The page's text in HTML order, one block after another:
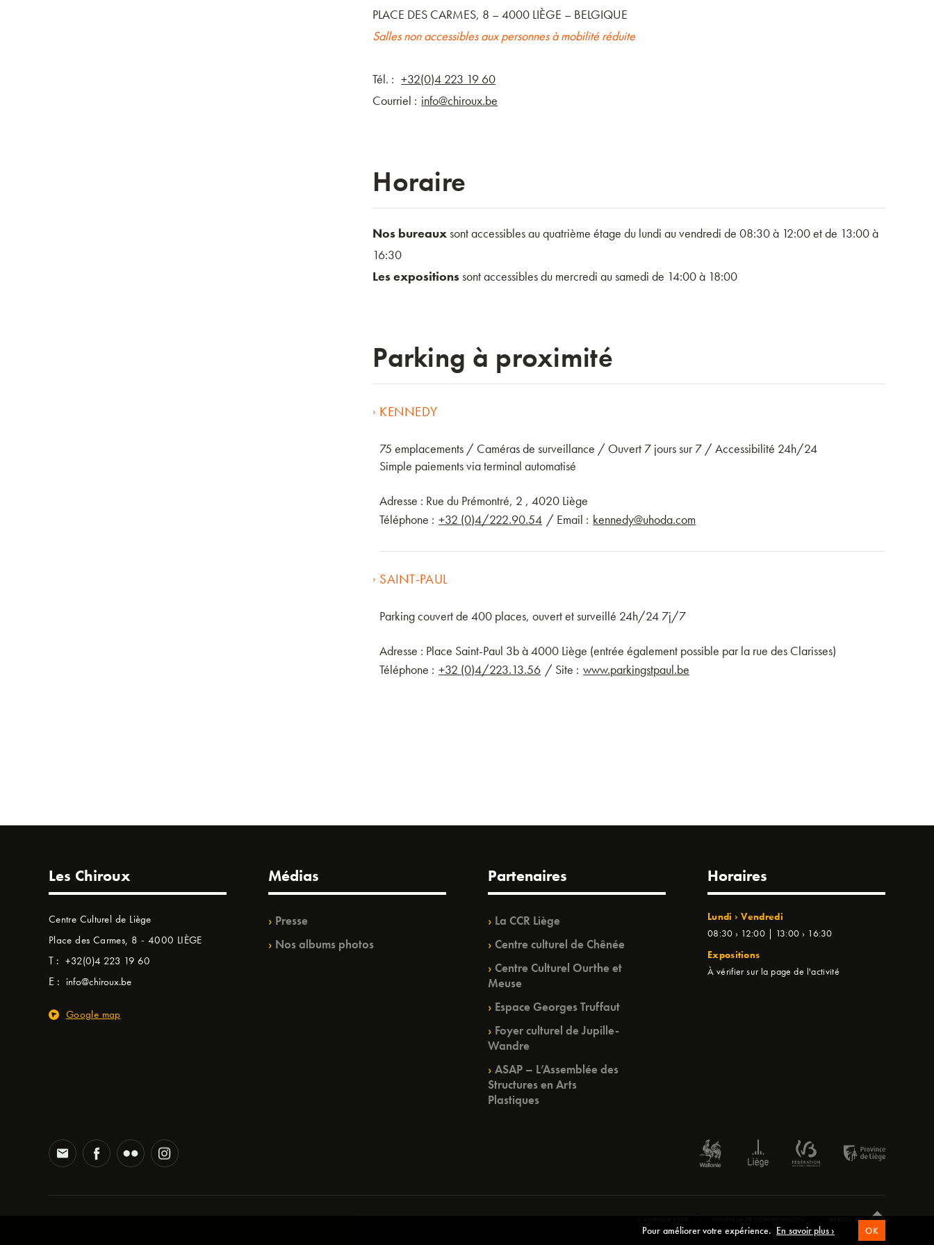
PLACE DES CARMES, 8 – 4000 LIÈGE – BELGIQUE
Salles non accessibles aux personnes à mobilité réduite
Tél. : +32(0)4 223 19 60
Courriel : info@chiroux.be
Horaire
Nos bureauxsont accessibles au quatrième étage du lundi au vendredi de 08:30 à 12:00 et de 13:00 à
16:30
Les expositionssont accessibles du mercredi au samedi de 14:00 à 18:00
Parking à proximité
› KENNEDY
75 emplacements / Caméras de surveillance / Ouvert 7 jours sur 7 / Accessibilité 24h/24
Simple paiements via terminal automatisé
Adresse : Rue du Prémontré, 2 , 4020 Liège
Téléphone : +32 (0)4/222.90.54 / Email : kennedy@uhoda.com
› SAINT-PAUL
Parking couvert de 400 places, ouvert et surveillé 24h/24 7j/7
Adresse : Place Saint-Paul 3b à 4000 Liège (entrée également possible par la rue des Clarisses)
Téléphone : +32 (0)4/223.13.56 / Site : www.parkingstpaul.be
Les Chiroux
Centre Culturel de Liège
Place des Carmes, 8 - 4000 LIÈGE
T : +32(0)4 223 19 60
E : info@chiroux.be
Google map
Médias
Presse
Nos albums photos
Partenaires
La CCR Liège
Centre culturel de Chênée
Centre Culturel Ourthe et
Meuse
Espace Georges Truffaut
Foyer culturel de Jupille-
Wandre
ASAP – L’Assemblée des
Structures en Arts
Plastiques
Horaires
Lundi › Vendredi
08:30 › 12:00 | 13:00 › 16:30
Expositions
À vérifier sur la page de l'activité
WEBSITE BY
Pour améliorer votre expérience. En savoir plus › OK